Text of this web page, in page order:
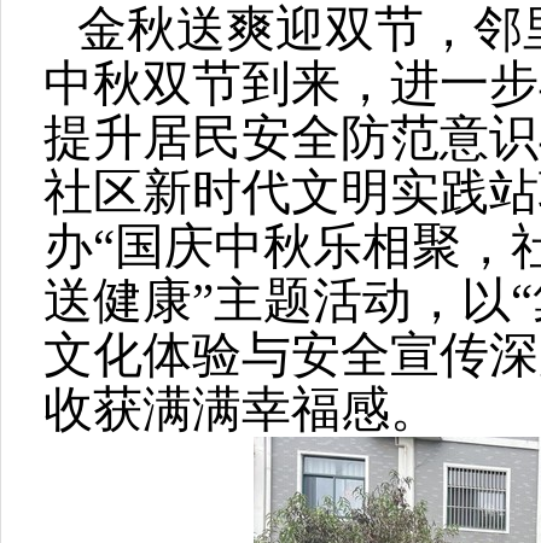
金秋送爽迎双节，
中秋双节到来，进一
提升居民安全防范意
社区新时代文明实践
办“国庆中秋乐相聚
送健康”主题活动，以
文化体验与安全宣传
收获满满幸福感。